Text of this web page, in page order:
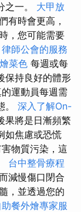
之一。 大甲放
有時會更高，
，您可能需要
律師公會的服務
菜色 每週或每
保持良好的體形
運動員每週需
。 深入了解On-
果將是日漸頻繁
如焦慮或恐慌
物質污染，這
台中整骨療程
減慢傷口閉合
，並透過您的
助餐外燴專家服